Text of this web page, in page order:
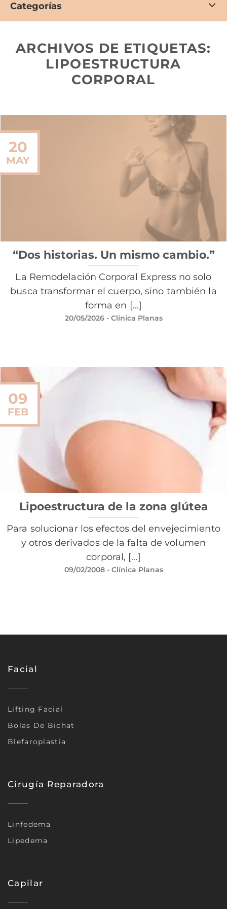
Categorías
ARCHIVOS DE ETIQUETAS:
LIPOESTRUCTURA
CORPORAL
“Dos historias. Un mismo cambio.”
La Remodelación Corporal Express no solo
busca transformar el cuerpo, sino también la
forma en [...]
20/05/2026- Clínica Planas
20
MAY
Lipoestructura de la zona glútea
Para solucionar los efectos del envejecimiento
y otros derivados de la falta de volumen
corporal, [...]
09/02/2008- Clínica Planas
09
FEB
Facial
Lifting Facial
Bolas De Bichat
Blefaroplastia
Cirugía Reparadora
Linfedema
Lipedema
Capilar